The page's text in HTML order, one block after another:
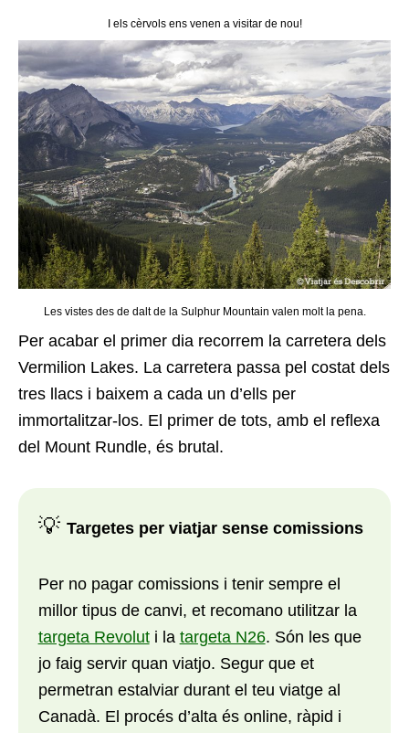
I els cèrvols ens venen a visitar de nou!
Les vistes des de dalt de la Sulphur Mountain valen molt la pena.
Per acabar el primer dia recorrem la carretera dels
Vermilion Lakes. La carretera passa pel costat dels
tres llacs i baixem a cada un d’ells per
immortalitzar-los. El primer de tots, amb el reflexa
del Mount Rundle, és brutal.
💡 Targetes per viatjar sense comissions
Per no pagar comissions i tenir sempre el
millor tipus de canvi, et recomano utilitzar la
targeta Revoluti la targeta N26. Són les que
jo faig servir quan viatjo. Segur que et
permetran estalviar durant el teu viatge al
Canadà. El procés d’alta és online, ràpid i